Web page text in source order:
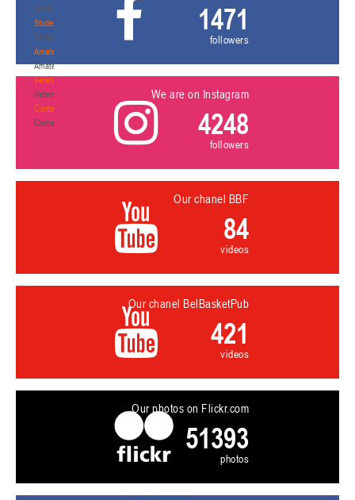
Children's
Students
Students
Amateur
Amateur
Veterans
Veterans
Contacts
Contacts
1471
followers
We are on Instagram
4248
followers
Our chanel BBF
84
videos
Our chanel BelBasketPub
421
videos
Our photos on Flickr.com
51393
photos